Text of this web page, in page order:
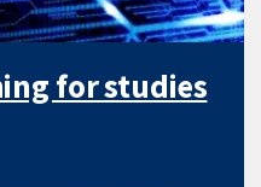
for studies